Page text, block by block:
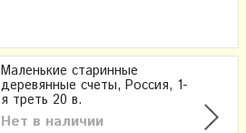
Маленькие старинные
деревянные счеты, Россия, 1-
я треть 20 в.
Нет в наличии